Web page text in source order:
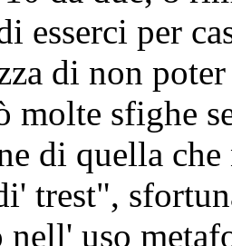
esserci per
di non
molte sfighe
di quella
trest",
nell' uso